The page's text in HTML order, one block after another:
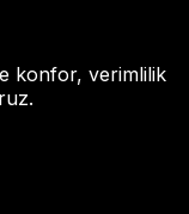
konfor, verimlilik